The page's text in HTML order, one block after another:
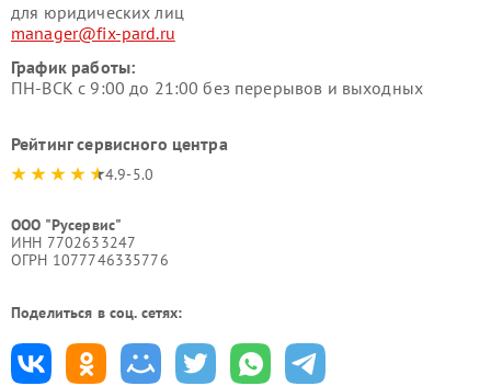
для юридических лиц
manager@fix-pard.ru
График работы:
ПН-ВСК с 9:00 до 21:00 без перерывов и выходных
Рейтинг сервисного центра
4.9-5.0
ООО "Русервис"
ИНН 7702633247
ОГРН 1077746335776
Поделиться в соц. сетях: